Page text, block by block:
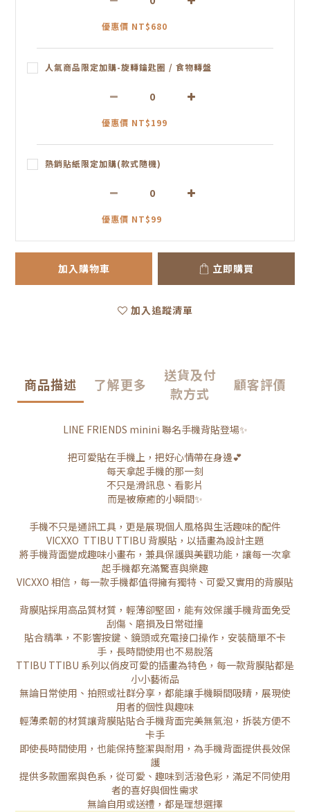
優惠價 NT$680
人氣商品限定加購-旋轉鑰匙圈 / 食物轉盤
優惠價 NT$199
熱銷貼紙限定加購(款式隨機)
優惠價 NT$99
加入購物車 立即購買
加入追蹤清單
商品描述 了解更多
送貨及付
款方式
顧客評價
LINE FRIENDS minini 聯名手機背貼登場✨
把可愛貼在手機上，把好心情帶在身邊💕
每天拿起手機的那一刻
不只是滑訊息、看影片
而是被療癒的小瞬間✨
手機不只是通訊工具，更是展現個人風格與生活趣味的配件
VICXXO TTIBU TTIBU 背膜貼，以插畫為設計主題
將手機背面變成趣味小畫布，兼具保護與美觀功能，讓每一次拿
起手機都充滿驚喜與樂趣
VICXXO 相信，每一款手機都值得擁有獨特、可愛又實用的背膜貼
背膜貼採用高品質材質，輕薄卻堅固，能有效保護手機背面免受
刮傷、磨損及日常碰撞
貼合精準，不影響按鍵、鏡頭或充電接口操作，安裝簡單不卡
手，長時間使用也不易脫落
TTIBU TTIBU 系列以俏皮可愛的插畫為特色，每一款背膜貼都是
小小藝術品
無論日常使用、拍照或社群分享，都能讓手機瞬間吸睛，展現使
用者的個性與趣味
輕薄柔韌的材質讓背膜貼貼合手機背面完美無氣泡，拆裝方便不
卡手
即使長時間使用，也能保持整潔與耐用，為手機背面提供長效保
護
提供多款圖案與色系，從可愛、趣味到活潑色彩，滿足不同使用
者的喜好與個性需求
無論自用或送禮，都是理想選擇